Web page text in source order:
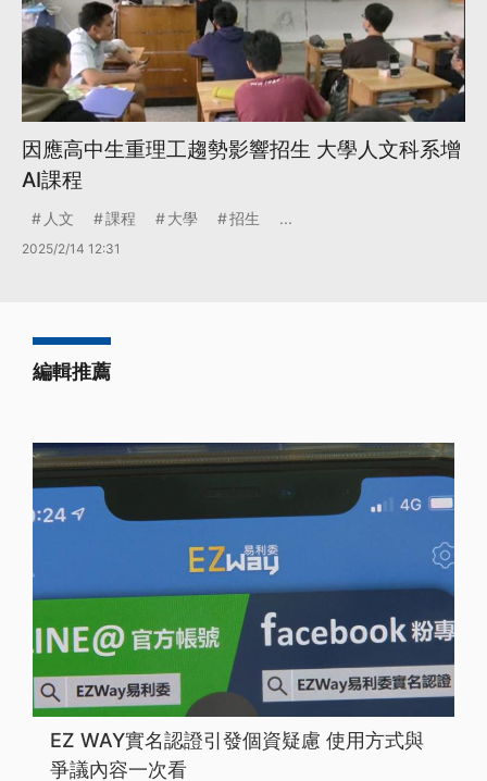
因應高中生重理工趨勢影響招生 大學人文科系增
AI課程
人文 課程 大學 招生 ...
2025/2/14 12:31
編輯推薦
EZ WAY實名認證引發個資疑慮 使用方式與
爭議內容一次看